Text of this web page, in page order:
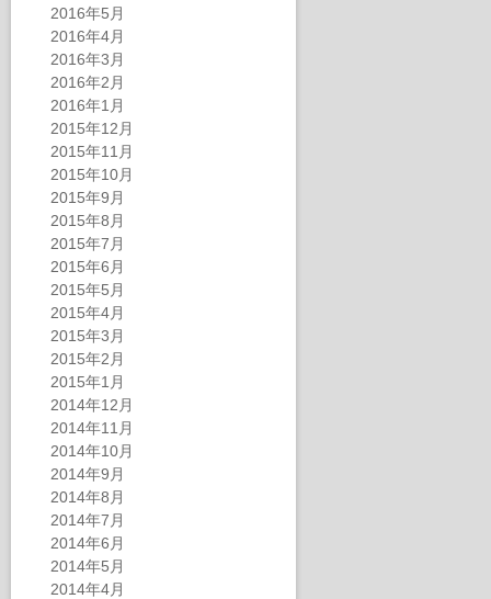
2016年5月
2016年4月
2016年3月
2016年2月
2016年1月
2015年12月
2015年11月
2015年10月
2015年9月
2015年8月
2015年7月
2015年6月
2015年5月
2015年4月
2015年3月
2015年2月
2015年1月
2014年12月
2014年11月
2014年10月
2014年9月
2014年8月
2014年7月
2014年6月
2014年5月
2014年4月